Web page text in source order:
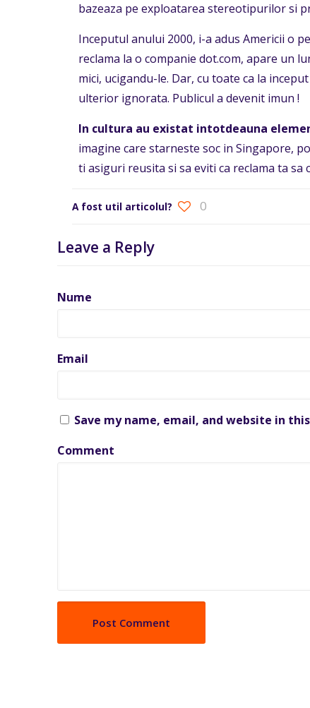
bazeaza pe exploatarea stereotipurilor si
Inceputul anului 2000, i-a adus Americii o
reclama la o companie dot.com, apare un
mici, ucigandu-le. Dar, cu toate ca la
ulterior ignorata. Publicul a devenit imun !
In cultura au existat intotdeauna
imagine care starneste soc in Singapore,
ti asiguri reusita si sa eviti ca reclama ta
A fost util articolul? 0
Leave a Reply
Nume
Email
Save my name, email, and website in
Comment